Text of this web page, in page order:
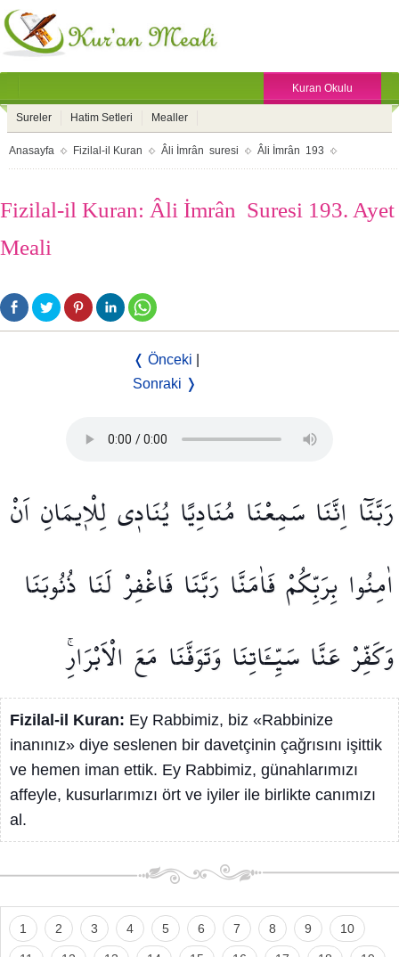
Kuran Okulu
Sureler Hatim Setleri Mealler
Anasayfa Fizilal-il Kuran Âli İmrân suresi Âli İmrân 193
Fizilal-il Kuran: Âli İmrân Suresi 193. Ayet
Meali
❬ Önceki
Sonraki ❭
رَبَّنَٓا اِنَّنَا سَمِعْنَا مُنَادِيًا يُنَاد۪يلِلْا۪يمَانِاَنْ
اٰمِنُوا بِرَبِّكُمْفَاٰمَنَّاۗ رَبَّنَا فَاغْفِرْلَنَا ذُنُوبَنَا
وَكَفِّرْ عَنَّا سَيِّـَٔاتِنَا وَتَوَفَّنَا مَعَ الْاَبْرَارِۚ
Fizilal-il Kuran: Ey Rabbimiz, biz «Rabbinize
inanınız» diye seslenen bir davetçinin çağrısını işittik
ve hemen iman ettik. Ey Rabbimiz, günahlarımızı
affeyle, kusurlarımızı ört ve iyiler ile birlikte canımızı
al.
1 2 3 4 5 6 7 8 9 10